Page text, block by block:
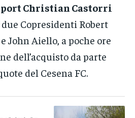
Christian Castorri
Copresidenti Robert
John Aiello, a poche ore
dell’acquisto da parte
del Cesena FC.